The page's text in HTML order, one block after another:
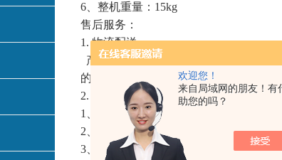
欢迎您！
来自局域网的朋友！有
助您的吗？
6、整机重量：15kg
售后服务：
1. 物流配送
产品定好后我们会尽快安排帮您发货
的物流公司可提供给我们）
2. 质保期限
1、我厂出售的所有产品保修期为一年
2、用户可以通过售后电话咨询有关技
3、用户在正常使用中出现性能故障时